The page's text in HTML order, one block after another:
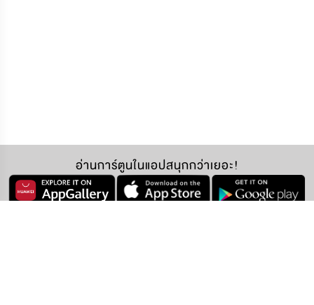
อ่านการ์ตูนในแอปสนุกกว่าเยอะ!